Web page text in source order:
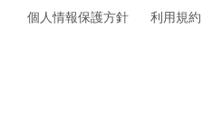
個人情報保護方針 利用規約